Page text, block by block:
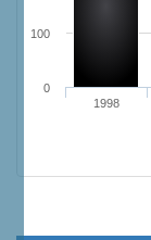
1998
0
100